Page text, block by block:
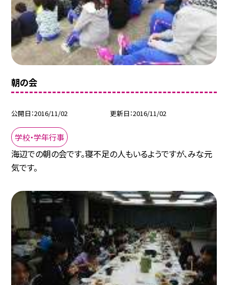
朝の会
公開日 2016/11/02 更新日 2016/11/02
学校・学年行事
海辺での朝の会です。寝不足の人もいるようですが、みな元
気です。